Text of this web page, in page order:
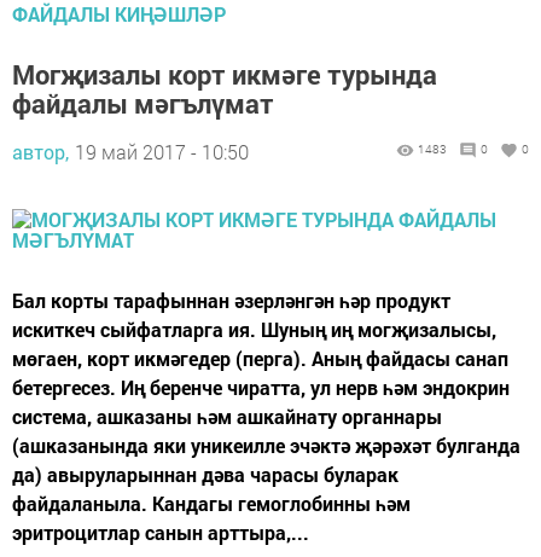
ФАЙДАЛЫ КИҢӘШЛӘР
Могҗизалы корт икмәге турында
файдалы мәгълүмат
автор, 19 май 2017 - 10:50 1483 0 0
Бал корты тарафыннан әзерләнгән һәр продукт
искиткеч сыйфатларга ия. Шуның иң могҗизалысы,
мөгаен, корт икмәгедер (перга). Аның файдасы санап
бетергесез. Иң беренче чиратта, ул нерв һәм эндокрин
система, ашказаны һәм ашкайнату органнары
(ашказанында яки уникеилле эчәктә җәрәхәт булганда
да) авыруларыннан дәва чарасы буларак
файдаланыла. Кандагы гемоглобинны һәм
эритроцитлар санын арттыра,...